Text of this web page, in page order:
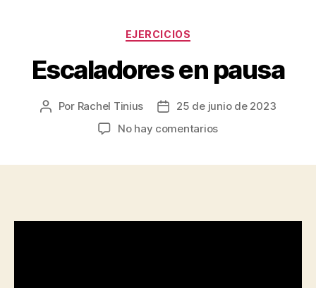
Categorías
EJERCICIOS
Escaladores en pausa
Autor
Por Rachel Tinius
Fecha25 de junio de 2023
No hay comentariosen